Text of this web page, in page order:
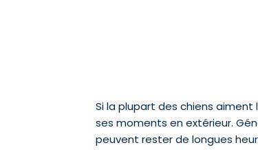
Si la plupart des chiens
ses moments en extérieur.
peuvent rester de longues